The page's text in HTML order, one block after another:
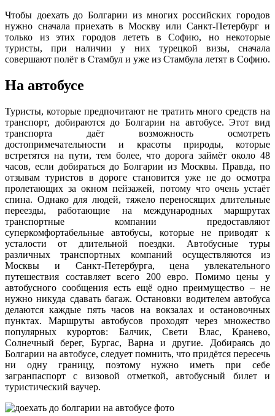
Чтобы доехать до Болгарии из многих российских городов
нужно сначала приехать в Москву или Санкт-Петербург и
только из этих городов лететь в Софию, но некоторые
туристы, при наличии у них турецкой визы, сначала
совершают полёт в Стамбул и уже из Стамбула летят в Софию.
На автобусе
Туристы, которые предпочитают не тратить много средств на
транспорт, добираются до Болгарии на автобусе. Этот вид
транспорта даёт возможность осмотреть
достопримечательности и красоты природы, которые
встретятся на пути, тем более, что дорога займёт около 48
часов, если добираться до Болгарии из Москвы. Правда, по
отзывам туристов в дороге становится уже не до осмотра
пролетающих за окном пейзажей, потому что очень устаёт
спина. Однако для людей, тяжело переносящих длительные
переезды, работающие на международных маршрутах
транспортные компании предоставляют
суперкомфортабельные автобусы, которые не приводят к
усталости от длительной поездки. Автобусные туры
различных транспортных компаний осуществляются из
Москвы и Санкт-Петербурга, цена увлекательного
путешествия составляет всего 200 евро. Помимо цены у
автобусного сообщения есть ещё одно преимущество – не
нужно никуда сдавать багаж. Остановки водителем автобуса
делаются каждые пять часов на вокзалах и остановочных
пунктах. Маршруты автобусов проходят через множество
популярных курортов: Балчик, Свети Влас, Кранево,
Солнечный берег, Бургас, Варна и другие. Добираясь до
Болгарии на автобусе, следует помнить, что придётся пересечь
ни одну границу, поэтому нужно иметь при себе
загранпаспорт с визовой отметкой, автобусный билет и
туристический ваучер.